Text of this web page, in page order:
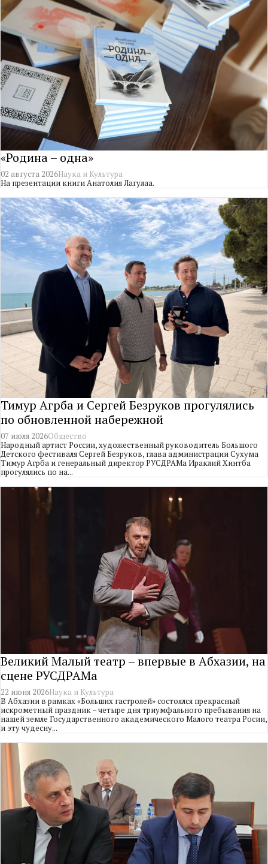
«Родина – одна»
02 августа 2026Наука и Культура
На презентации книги Анатолия Лагулаа.
Тимур Агрба и Сергей Безруков прогулялись
по обновленной набережной
07 июля 2026Общество
Народный артист России, художественный руководитель Большого
Детского фестиваля Сергей Безруков, глава администрации Сухума
Тимур Агрба и генеральный директор РУСДРАМа Ираклий Хинтба
прогулялись по на...
Великий Малый театр – впервые в Абхазии, на
сцене РУСДРАМа
22 июня 2026Наука и Культура
В Абхазии в рамках «Больших гастролей» состоялся прекрасный
искрометный праздник – четыре дня триумфального пребывания на
нашей земле Государственного академического Малого театра Росии,
и эту чудесну...